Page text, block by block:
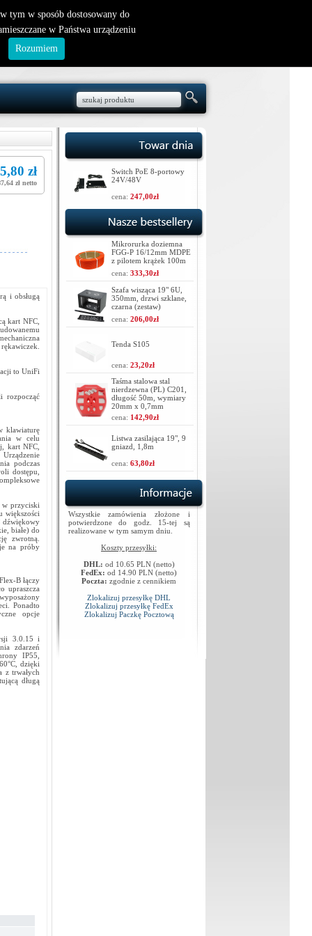
nowy klient
zł
zł netto
i obsługą
kart NFC,
to UniFi
rozpocząć
klawiaturę
w celu
kart NFC,
podczas
dostępu,
w przyciski
większości
dźwiękowy
białe) do
zwrotną.
na próby
B łączy
upraszcza
Ponadto
opcje
3.0.15 i
zdarzeń
IP55,
dzięki
z trwałych
długą
Switch PoE 8-portowy
24V/48V
cena: 247,00zł
Mikrorurka doziemna
FGG-P 16/12mm MDPE
z pilotem krążek 100m
cena: 333,30zł
Szafa wisząca 19" 6U,
350mm, drzwi szklane,
czarna (zestaw)
cena: 206,00zł
Tenda S105
cena: 23,20zł
Taśma stalowa stal
nierdzewna (PL) C201,
długość 50m, wymiary
20mm x 0,7mm
cena: 142,90zł
Listwa zasilająca 19", 9
gniazd, 1,8m
cena: 63,80zł
Wszystkie zamówienia złożone i
potwierdzone do godz. 15-tej są
realizowane w tym samym dniu.
Koszty przesyłki:
DHL: od 10.65 PLN (netto)
FedEx: od 14.90 PLN (netto)
Poczta: zgodnie z cennikiem
Zlokalizuj przesyłkę DHL
Zlokalizuj przesyłkę FedEx
Zlokalizuj Paczkę Pocztową
tym w sposób dostosowany do
w Państwa urządzeniu
Rozumiem